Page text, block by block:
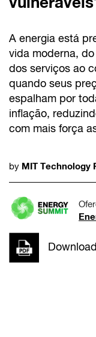
A energia está
vida moderna,
dos serviços ao
quando seus
espalham por
inflação,
com mais força
by MIT Technology
Download